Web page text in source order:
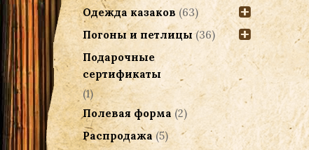
Одежда казаков (63)
Погоны и петлицы (36)
Подарочные
сертификаты
(1)
Полевая форма (2)
Распродажа (5)